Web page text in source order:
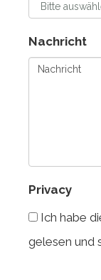
Nachricht
Privacy
Ich habe
gelesen und